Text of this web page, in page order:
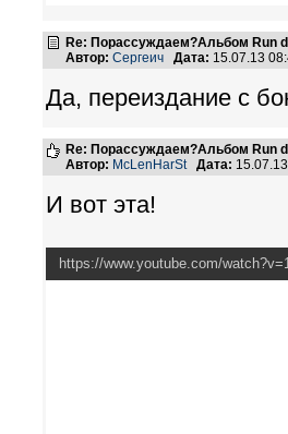
Re: Порассуждаем?Альбом Run
Автор: Сергеич Дата: 15.07.13
Да, переиздание с
Re: Порассуждаем?Альбом Run
Автор: McLenHarSt Дата:
И вот эта!
https://www.youtube.com/